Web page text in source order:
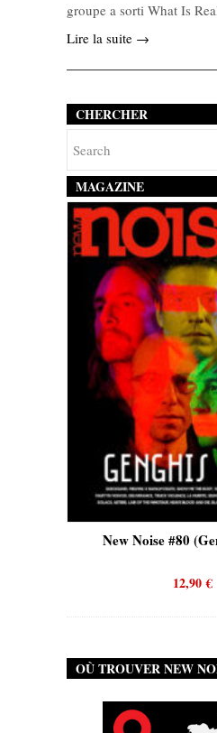
groupe a sorti What Is
Lire la suite →
CHERCHER
MAGAZINE
#80 (Genghis Tron)
OÙ TROUVER NEW